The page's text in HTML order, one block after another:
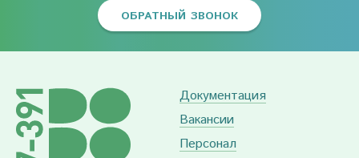
ОБРАТНЫЙ ЗВОНОК
Документация
Вакансии
Персонал